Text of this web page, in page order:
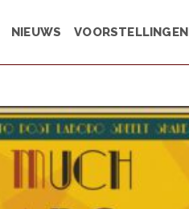
NIEUWS VOORSTELLINGEN